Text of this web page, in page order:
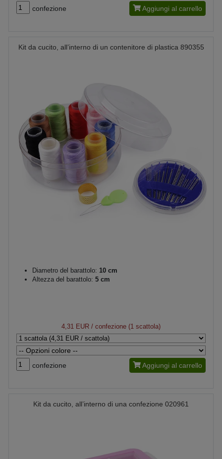
confezione Aggiungi al carrello
Kit da cucito, all’interno di un contenitore di plastica 890355
Diametro del barattolo: 10 cm
Altezza del barattolo: 5 cm
4,31 EUR / confezione (1 scattola)
confezione Aggiungi al carrello
Kit da cucito, all’interno di una confezione 020961